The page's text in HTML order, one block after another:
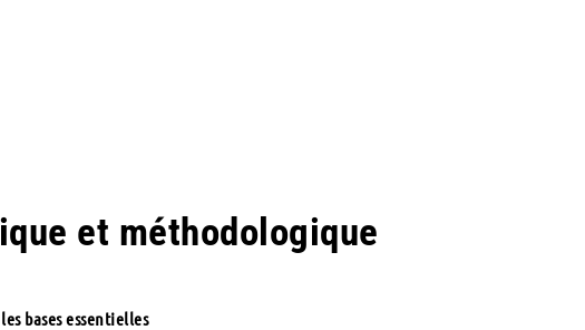
et méthodologique
bases essentielles